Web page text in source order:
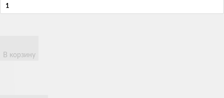
В корзину